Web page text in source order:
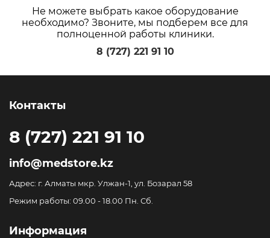
Не можете выбрать какое оборудование
необходимо? Звоните, мы подберем все для
полноценной работы клиники.
8 (727) 221 91 10
Контакты
8 (727) 221 91 10
info@medstore.kz
Адрес: г. Алматы мкр. Улжан-1, ул. Бозарал 58
Режим работы: 09.00 - 18.00 Пн. Сб.
Информация